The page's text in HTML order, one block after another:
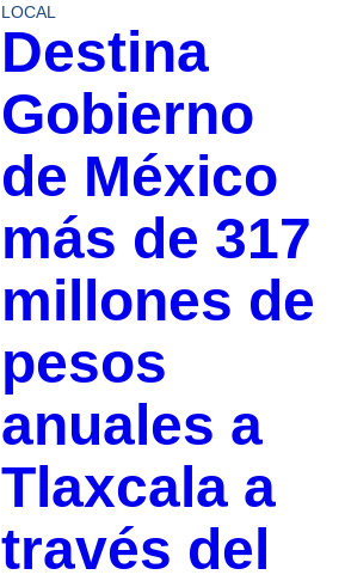
LOCAL
Destina
Gobierno
de México
más de 317
millones de
pesos
anuales a
Tlaxcala a
través del